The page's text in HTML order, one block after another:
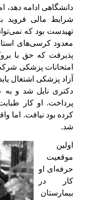
دانشگاهی ادامه دهد،
شرایط مالی فروید
تهیدست بود که
معدود کرسی‌های
پذیرفت که حق با
امتحانات پزشکی
دکتری نایل شد و به
پرداخت. او کار
کرده بود نیافت. اما
شد.
اولین
موقعیت
حرفه‌ای او
کار در
بیمارستان